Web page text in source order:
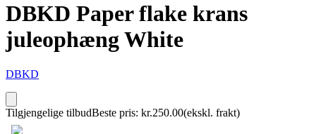
DBKD Paper flake krans
juleophæng White
DBKD
Tilgjengelige tilbudBeste pris: kr.250.00(ekskl. frakt)